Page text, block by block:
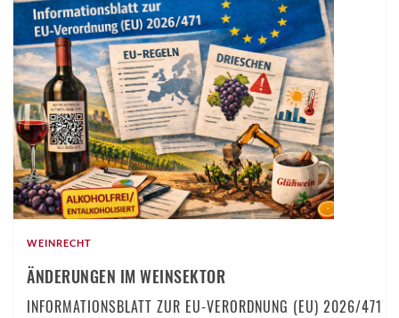
WEINRECHT
ÄNDERUNGEN IM WEINSEKTOR
INFORMATIONSBLATT ZUR EU-VERORDNUNG (EU) 2026/471